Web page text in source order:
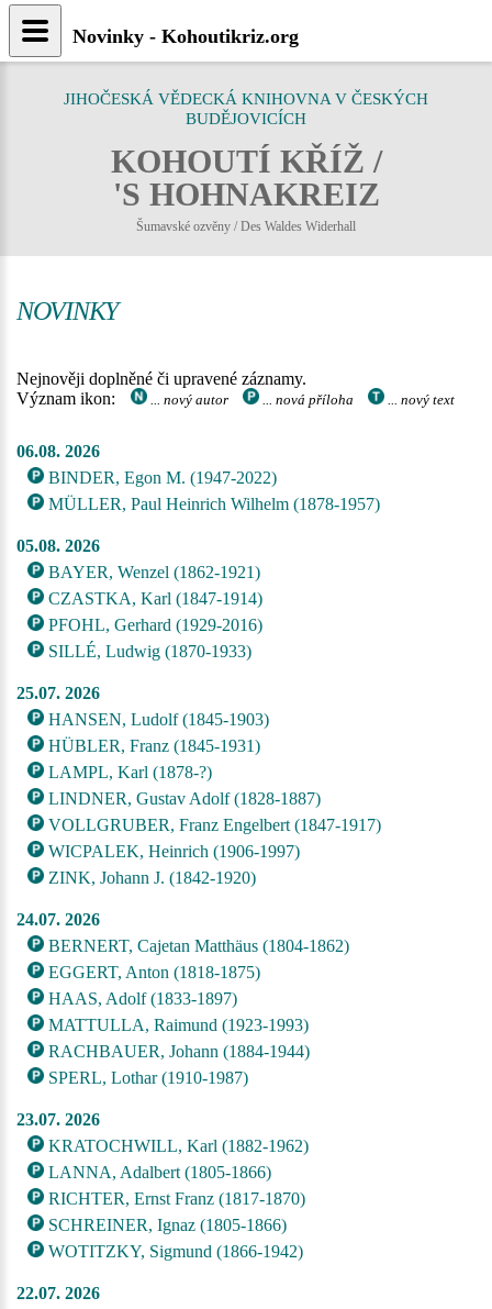
JIHOČESKÁ VĚDECKÁ KNIHOVNA V ČESKÝCH
BUDĚJOVICÍCH
KOHOUTÍ KŘÍŽ /
'S HOHNAKREIZ
Šumavské ozvěny / Des Waldes Widerhall
NOVINKY
Nejnověji doplněné či upravené záznamy.
Význam ikon:
... nový autor ... nová příloha ... nový text
06.08. 2026
BINDER, Egon M. (1947-2022)
MÜLLER, Paul Heinrich Wilhelm (1878-1957)
05.08. 2026
BAYER, Wenzel (1862-1921)
CZASTKA, Karl (1847-1914)
PFOHL, Gerhard (1929-2016)
SILLÉ, Ludwig (1870-1933)
25.07. 2026
HANSEN, Ludolf (1845-1903)
HÜBLER, Franz (1845-1931)
LAMPL, Karl (1878-?)
LINDNER, Gustav Adolf (1828-1887)
VOLLGRUBER, Franz Engelbert (1847-1917)
WICPALEK, Heinrich (1906-1997)
ZINK, Johann J. (1842-1920)
24.07. 2026
BERNERT, Cajetan Matthäus (1804-1862)
EGGERT, Anton (1818-1875)
HAAS, Adolf (1833-1897)
MATTULLA, Raimund (1923-1993)
RACHBAUER, Johann (1884-1944)
SPERL, Lothar (1910-1987)
23.07. 2026
KRATOCHWILL, Karl (1882-1962)
LANNA, Adalbert (1805-1866)
RICHTER, Ernst Franz (1817-1870)
SCHREINER, Ignaz (1805-1866)
WOTITZKY, Sigmund (1866-1942)
22.07. 2026
Novinky - Kohoutikriz.org